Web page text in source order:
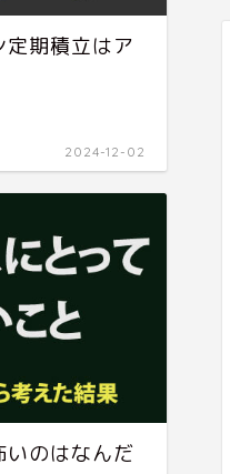
期積立はア
2024-12-02
いのはなんだ